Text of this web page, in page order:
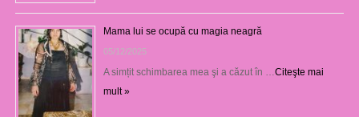
Mama lui se ocupă cu magia neagră
05/12/2025
A simțit schimbarea mea şi a căzut în … Citeşte mai
mult »